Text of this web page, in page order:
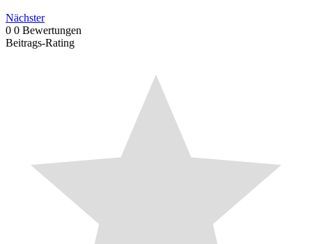
Nächster
0 0 Bewertungen
Beitrags-Rating